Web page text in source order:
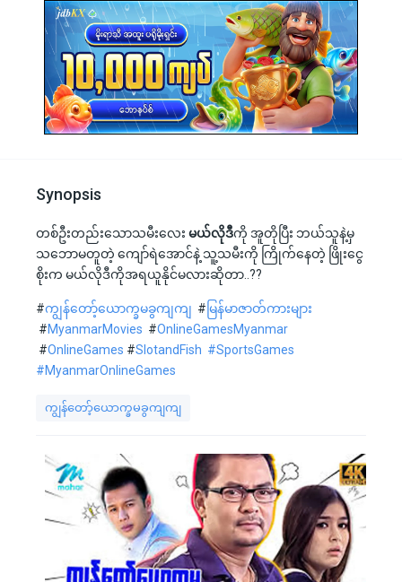
Synopsis
တစ်ဦးတည်းသောသမီးလေး မယ်လိုဒီကို အူတိုပြီး ဘယ်သူနဲ့မှ
သဘောမတူတဲ့ ကျော်ရဲအောင်နဲ့ သူ့သမီးကို ကြိုက်နေတဲ့ ဖြိုးငွေ
စိုးက မယ်လိုဒီကိုအရယူနိုင်မလားဆိုတာ..??
#ကျွန်တော့်ယောက္ခမခွကျကျ # မြန်မာဇာတ်ကားများ
#MyanmarMovies #OnlineGamesMyanmar
#OnlineGames #SlotandFish #SportsGames
#MyanmarOnlineGames
ကျွန်တော့်ယောက္ခမခွကျကျ